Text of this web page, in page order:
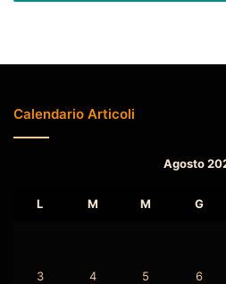
Calendario Articoli
Agosto
L M M G
3 4 5 6